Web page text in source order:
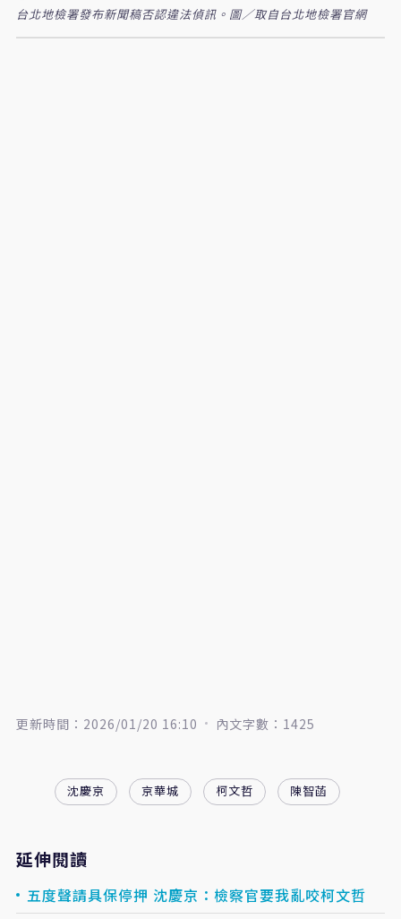
台北地檢署發布新聞稿否認違法偵訊。圖／取自台北地檢署官網
更新時間：2026/01/20 16:10 內文字數：1425
沈慶京 京華城 柯文哲 陳智菡
延伸閱讀
五度聲請具保停押 沈慶京：檢察官要我亂咬柯文哲